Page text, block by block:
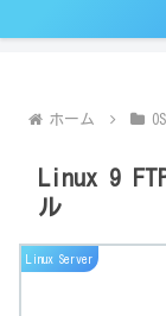
ホーム
Linux 9
ル
Linux Server